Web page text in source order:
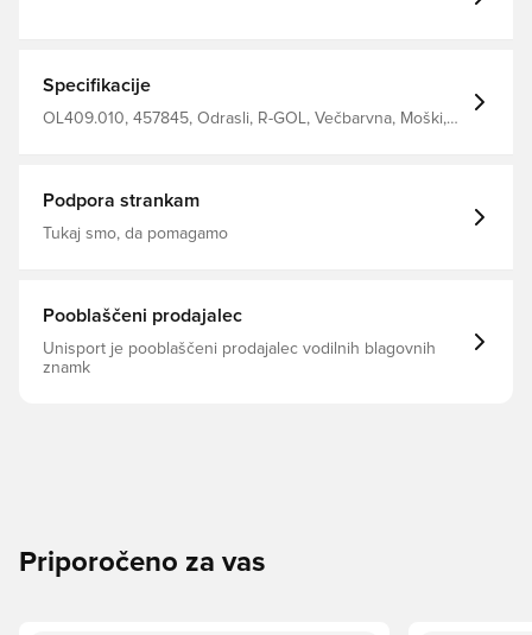
Specifikacije
OL409.010, 457845, Odrasli, R-GOL, Večbarvna, Moški,
Podpora strankam
Tukaj smo, da pomagamo
Pooblaščeni prodajalec
Unisport je pooblaščeni prodajalec vodilnih blagovnih
znamk
Priporočeno za vas